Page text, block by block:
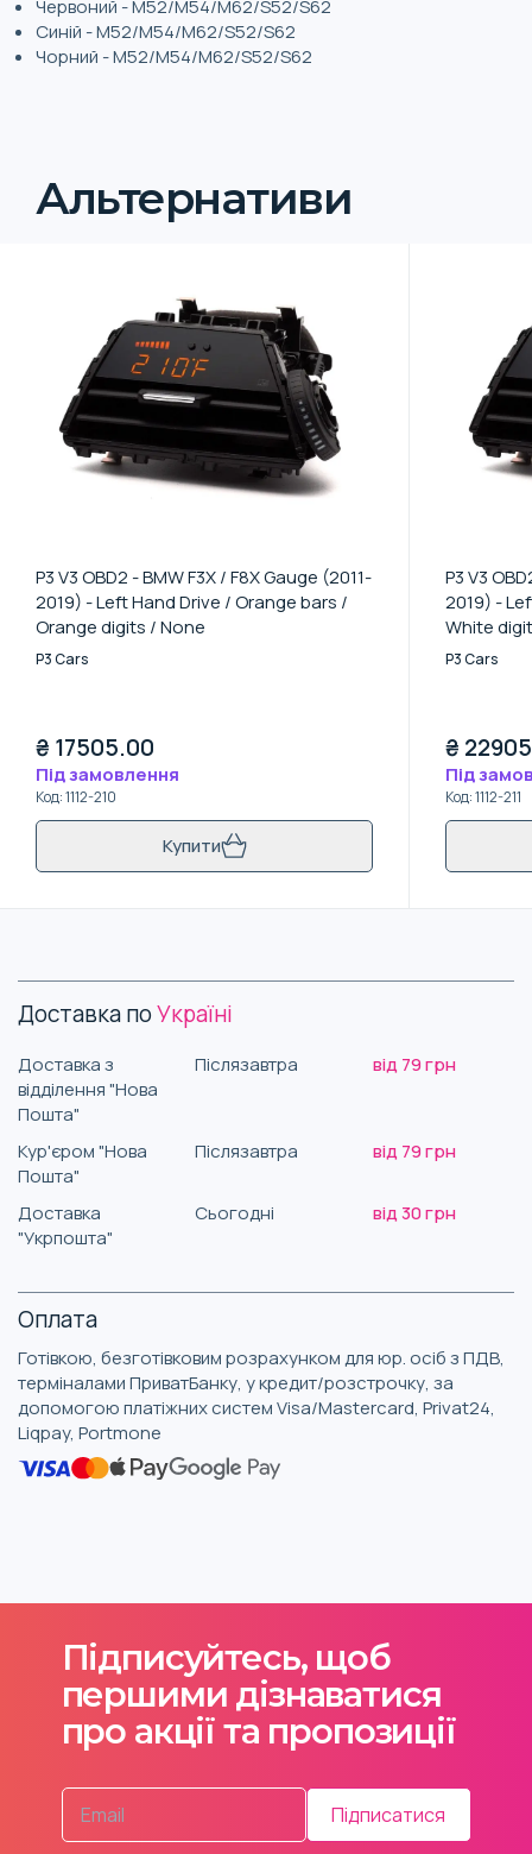
Червоний - M52/M54/M62/S52/S62
Синій - M52/M54/M62/S52/S62
Чорний - M52/M54/M62/S52/S62
Альтернативи
P3 V3 OBD2 - BMW F3X / F8X Gauge (2011-
2019) - Left Hand Drive / Orange bars /
Orange digits / None
P3 Cars
₴ 17505.00
Під замовлення
Код:1112-210
Купити
P3 V3
2019) -
White
P3 Cars
₴
Під
Код:1112-211
Доставка поУкраїні
Доставка з
відділення "Нова
Пошта"
Післязавтра від 79 грн
Кур'єром "Нова
Пошта"
Післязавтра від 79 грн
Доставка
"Укрпошта"
Сьогодні від 30 грн
Оплата
Готівкою, безготівковим розрахунком для юр. осіб з ПДВ,
терміналами ПриватБанку, у кредит/розстрочку, за
допомогою платіжних систем Visa/Mastercard, Privat24,
Liqpay, Portmone
Підписуйтесь, щоб
першими дізнаватися
про акції та пропозиції
Підписатися